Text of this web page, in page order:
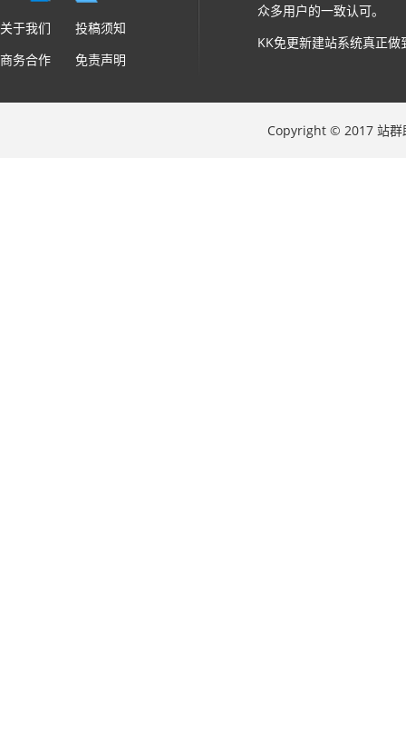
关于我们
投稿须知
商务合作
免责声明
众多用户的一致认可。
KK免更新建站系统真正
Copyright © 2017 站群